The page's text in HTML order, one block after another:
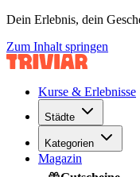
Dein Erlebnis, dein
Zum Inhalt springen
Kurse & Erlebnisse
Städte
Kategorien
Magazin